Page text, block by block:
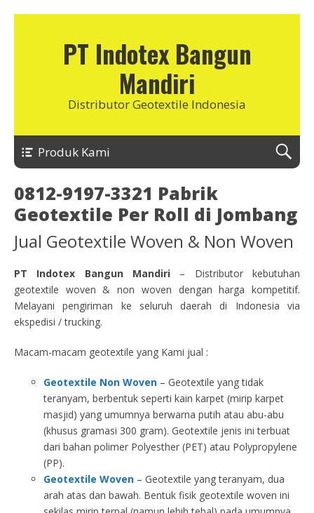
PT Indotex Bangun
Mandiri
Distributor Geotextile Indonesia
Produk Kami
0812-9197-3321 Pabrik
Geotextile Per Roll di Jombang
Jual Geotextile Woven & Non Woven
PT Indotex Bangun Mandiri – Distributor kebutuhan
geotextile woven & non woven dengan harga kompetitif.
Melayani pengiriman ke seluruh daerah di Indonesia via
ekspedisi / trucking.
Macam-macam geotextile yang Kami jual :
Geotextile Non Woven – Geotextile yang tidak
teranyam, berbentuk seperti kain karpet (mirip karpet
masjid) yang umumnya berwarna putih atau abu-abu
(khusus gramasi 300 gram). Geotextile jenis ini terbuat
dari bahan polimer Polyesther (PET) atau Polypropylene
(PP).
Geotextile Woven – Geotextile yang teranyam, dua
arah atas dan bawah. Bentuk fisik geotextile woven ini